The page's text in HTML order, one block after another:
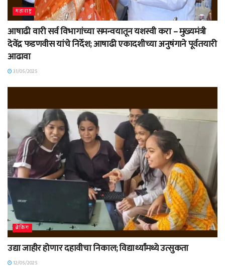
महाराष्ट्र
आषाढी वारी सर्व विभागांच्या समन्वयातून यशस्वी करा – मुख्यमंत्री
देवेंद्र फडणवीस यांचे निर्देश; आषाढी एकादशीच्या अनुषंगाने पूर्वतयारी
आढावा
31/05/2025
ब्रेकिंग
उद्या जाहीर होणार दहावीचा निकाल; विद्यार्थ्यांमध्ये उत्सुकता
12/05/2025